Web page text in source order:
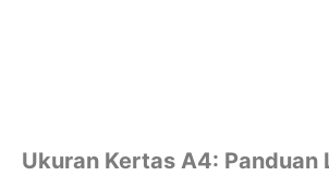
Ukuran Kertas A4: Panduan